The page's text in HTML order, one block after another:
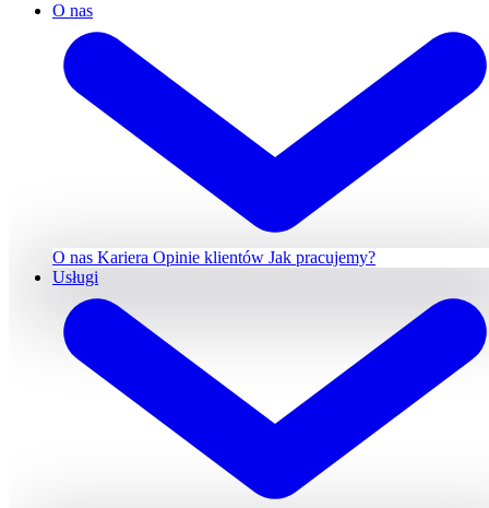
O nas
O nas Kariera Opinie klientów Jak pracujemy?
Usługi